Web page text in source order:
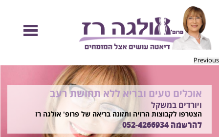
Previous
להיות מוכנות לקיץ הזה ולזה שאחריו!
בשיטת ד"ר אולגה רז
רוצים ללמוד איך?
התקשרו 052-4266934
אוכלים טעים ובריא ללא תחושת רעב
ויורדים במשקל
הצטרפו לקבוצות הרזיה ותזונה בריאה של פרופ' אולגה רז
להרשמה052-4266934